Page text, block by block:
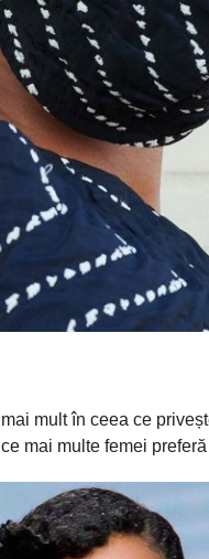
mai multîn ceea ce
ce mai multe femei preferă